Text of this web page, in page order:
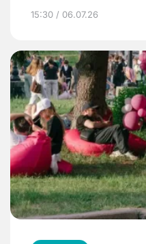
15:30 / 06.07.26